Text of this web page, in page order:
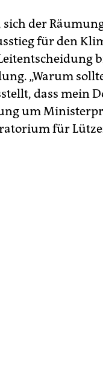
der
für den
„Warum
dass mein
um
für